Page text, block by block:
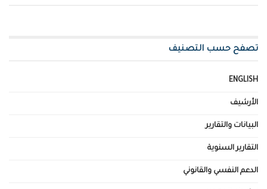
تصفح حسب التصنيف
ENGLISH
الأرشيف
البيانات والتقارير
التقارير السنوية
الدعم النفسي والقانوني